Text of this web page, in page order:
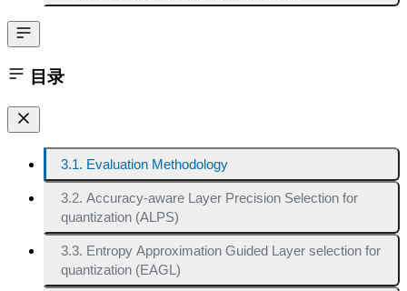
目录
3.1. Evaluation Methodology
3.2. Accuracy-aware Layer Precision Selection for
quantization (ALPS)
3.3. Entropy Approximation Guided Layer selection for
quantization (EAGL)